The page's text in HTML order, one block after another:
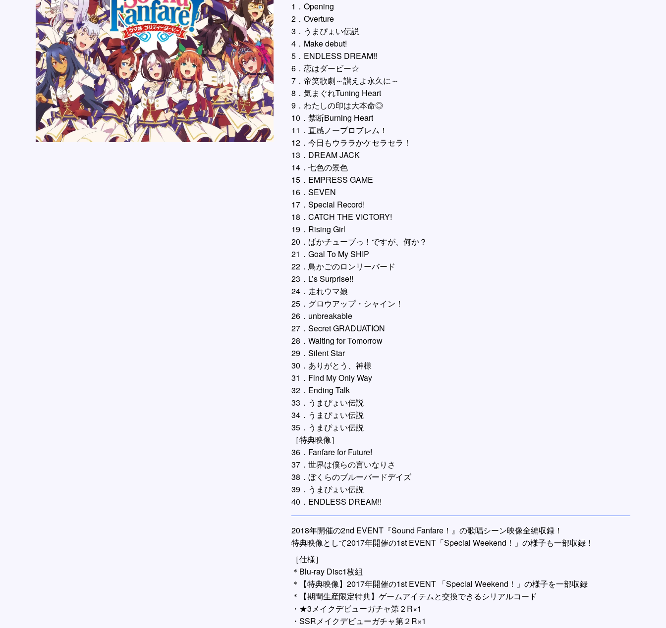
1．Opening
2．Overture
3．うまぴょい伝説
4．Make debut!
5．ENDLESS DREAM!!
6．恋はダービー☆
7．帝笑歌劇～讃えよ永久に～
8．気まぐれTuning Heart
9．わたしの印は大本命◎
10．禁断Burning Heart
11．直感ノープロブレム！
12．今日もウララかケセラセラ！
13．DREAM JACK
14．七色の景色
15．EMPRESS GAME
16．SEVEN
17．Special Record!
18．CATCH THE VICTORY!
19．Rising Girl
20．ぱかチューブっ！ですが、何か？
21．Goal To My SHIP
22．鳥かごのロンリーバード
23．L’s Surprise!!
24．走れウマ娘
25．グロウアップ・シャイン！
26．unbreakable
27．Secret GRADUATION
28．Waiting for Tomorrow
29．Silent Star
30．ありがとう、神様
31．Find My Only Way
32．Ending Talk
33．うまぴょい伝説
34．うまぴょい伝説
35．うまぴょい伝説
［特典映像］
36．Fanfare for Future!
37．世界は僕らの言いなりさ
38．ぼくらのブルーバードデイズ
39．うまぴょい伝説
40．ENDLESS DREAM!!
2018年開催の2nd EVENT『Sound Fanfare！』の歌唱シーン映像全編収録！
特典映像として2017年開催の1st EVENT「Special Weekend！」の様子も一部収録！
［仕様］
＊Blu-ray Disc1枚組
＊【特典映像】2017年開催の1st EVENT 「Special Weekend！」の様子を一部収録
＊【期間生産限定特典】ゲームアイテムと交換できるシリアルコード
・★3メイクデビューガチャ第２R×1
・SSRメイクデビューガチャ第２R×1